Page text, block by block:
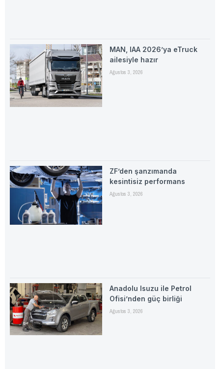
MAN, IAA 2026’ya eTruck
ailesiyle hazır
Ağustos 3, 2026
ZF’den şanzımanda
kesintisiz performans
Ağustos 3, 2026
Anadolu Isuzu ile Petrol
Ofisi’nden güç birliği
Ağustos 3, 2026